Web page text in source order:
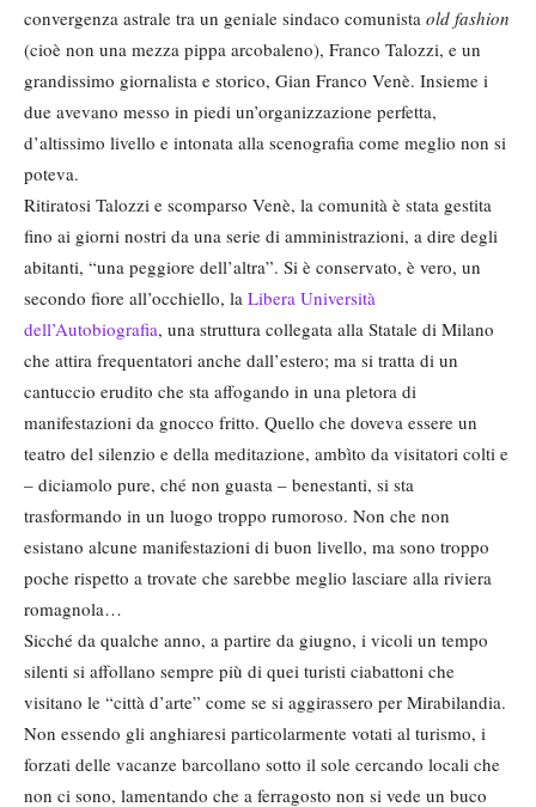
convergenza astrale tra un geniale sindaco comunista old fashion
(cioè non una mezza pippa arcobaleno), Franco Talozzi, e un
grandissimo giornalista e storico, Gian Franco Venè. Insieme i
due avevano messo in piedi un’organizzazione perfetta,
d’altissimo livello e intonata alla scenografia come meglio non si
poteva.
Ritiratosi Talozzi e scomparso Venè, la comunità è stata gestita
fino ai giorni nostri da una serie di amministrazioni, a dire degli
abitanti, “una peggiore dell’altra”. Si è conservato, è vero, un
secondo fiore all’occhiello, la Libera Università
dell’Autobiografia, una struttura collegata alla Statale di Milano
che attira frequentatori anche dall’estero; ma si tratta di un
cantuccio erudito che sta affogando in una pletora di
manifestazioni da gnocco fritto. Quello che doveva essere un
teatro del silenzio e della meditazione, ambìto da visitatori colti e
– diciamolo pure, ché non guasta – benestanti, si sta
trasformando in un luogo troppo rumoroso. Non che non
esistano alcune manifestazioni di buon livello, ma sono troppo
poche rispetto a trovate che sarebbe meglio lasciare alla riviera
romagnola…
Sicché da qualche anno, a partire da giugno, i vicoli un tempo
silenti si affollano sempre più di quei turisti ciabattoni che
visitano le “città d’arte” come se si aggirassero per Mirabilandia.
Non essendo gli anghiaresi particolarmente votati al turismo, i
forzati delle vacanze barcollano sotto il sole cercando locali che
non ci sono, lamentando che a ferragosto non si vede un buco